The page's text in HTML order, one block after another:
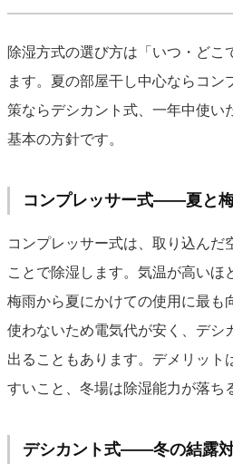
除湿方式の選び方は「いつ・どこ
ます。夏の部屋干し中心ならコン
策ならデシカント式、一年中使い
基本の方針です。
コンプレッサー式——夏と
コンプレッサー式は、取り込んだ
ことで除湿します。気温が高いほ
梅雨から夏にかけての使用に最も
使わないため電気代が安く、デシ
出ることもあります。デメリット
すいこと、冬場は除湿能力が落ち
デシカント式——冬の結露